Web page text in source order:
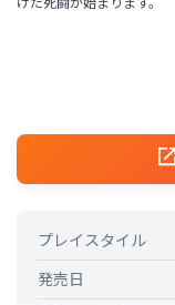
けた死闘が始まります。
プレイスタイル
発売日